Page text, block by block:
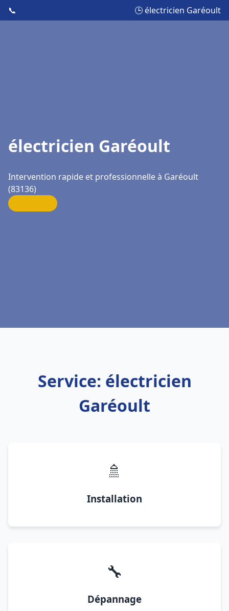
📞 🕒 électricien Garéoult
électricien Garéoult
Intervention rapide et professionnelle à Garéoult
(83136)
Service: électricien
Garéoult
🚿
Installation
🔧
Dépannage